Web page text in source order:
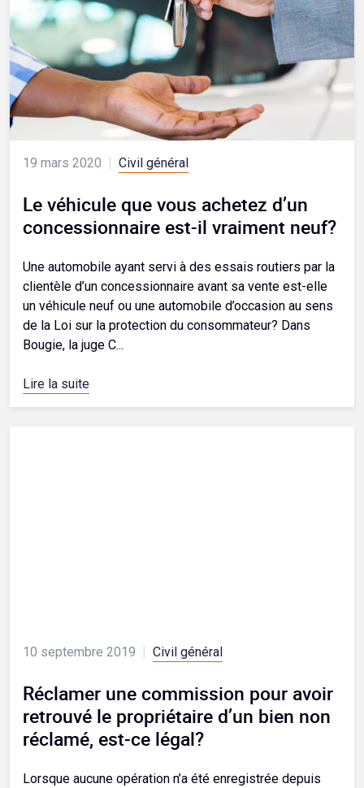
19 mars 2020 Civil général
Le véhicule que vous achetez d’un
concessionnaire est-il vraiment neuf?
Une automobile ayant servi à des essais routiers par la
clientèle d’un concessionnaire avant sa vente est-elle
un véhicule neuf ou une automobile d’occasion au sens
de la Loi sur la protection du consommateur? Dans
Bougie, la juge C...
Lire la suite
10 septembre 2019 Civil général
Réclamer une commission pour avoir
retrouvé le propriétaire d’un bien non
réclamé, est-ce légal?
Lorsque aucune opération n’a été enregistrée depuis